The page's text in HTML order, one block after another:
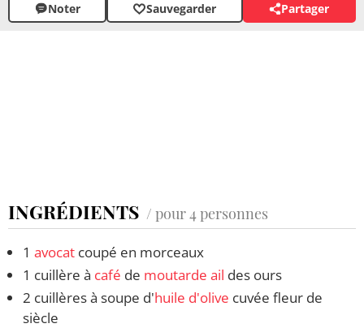
Noter Sauvegarder Partager
INGRÉDIENTS / pour 4 personnes
1 avocat coupé en morceaux
1 cuillère à café de moutarde ail des ours
2 cuillères à soupe d'huile d'olive cuvée fleur de
siècle